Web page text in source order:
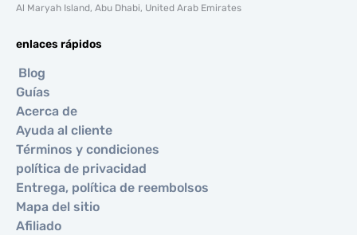
Al Maryah Island, Abu Dhabi, United Arab Emirates
enlaces rápidos
Blog
Guías
Acerca de
Ayuda al cliente
Términos y condiciones
política de privacidad
Entrega, política de reembolsos
Mapa del sitio
Afiliado